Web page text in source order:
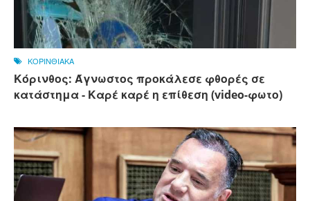
ΚΟΡΙΝΘΙΑΚΑ
Κόρινθος: Άγνωστος προκάλεσε φθορές σε
κατάστημα - Καρέ καρέ η επίθεση (video-φωτο)